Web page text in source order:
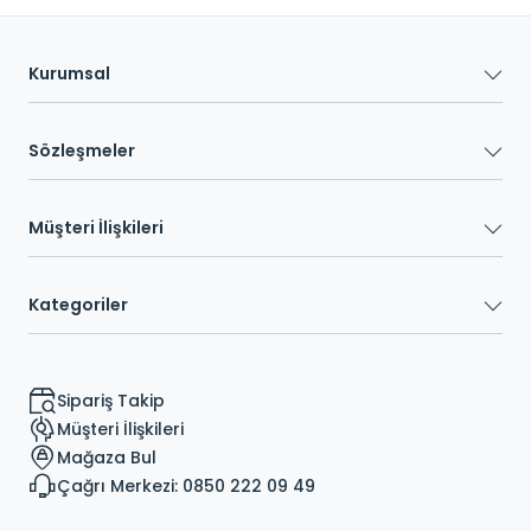
Kurumsal
Sözleşmeler
Müşteri İlişkileri
Kategoriler
Sipariş Takip
Müşteri İlişkileri
Mağaza Bul
Çağrı Merkezi: 0850 222 09 49